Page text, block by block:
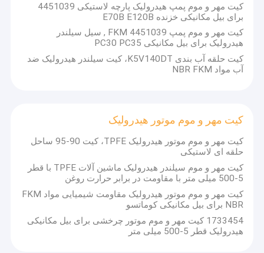
کیت مهر و موم پمپ هیدرولیک پارچه لاستیکی 4451039
برای بیل مکانیکی خزنده E70B E120B
کیت مهر و موم پمپ FKM 4451039 , سیل سیلندر
هیدرولیک برای بیل مکانیکی PC30 PC35
کیت حلقه آب بندی K5V140DT، کیت سیلندر هیدرولیک ضد
آب مواد NBR FKM
کیت مهر و موم موتور هیدرولیک
کیت مهر و موم موتور هیدرولیک TPFE، کیت 90-95 ساحل
حلقه ای لاستیکی
کیت مهر و موم سیلندر هیدرولیک ماشین آلات TPFE با قطر
5-500 میلی متر با مقاومت در برابر حرارت روغن
کیت مهر و موم موتور هیدرولیک مقاومت شیمیایی مواد FKM
NBR برای بیل مکانیکی کوماتسو
1733454 کیت مهر و موم موتور چرخشی برای بیل مکانیکی
هیدرولیک قطر 5-500 میلی متر